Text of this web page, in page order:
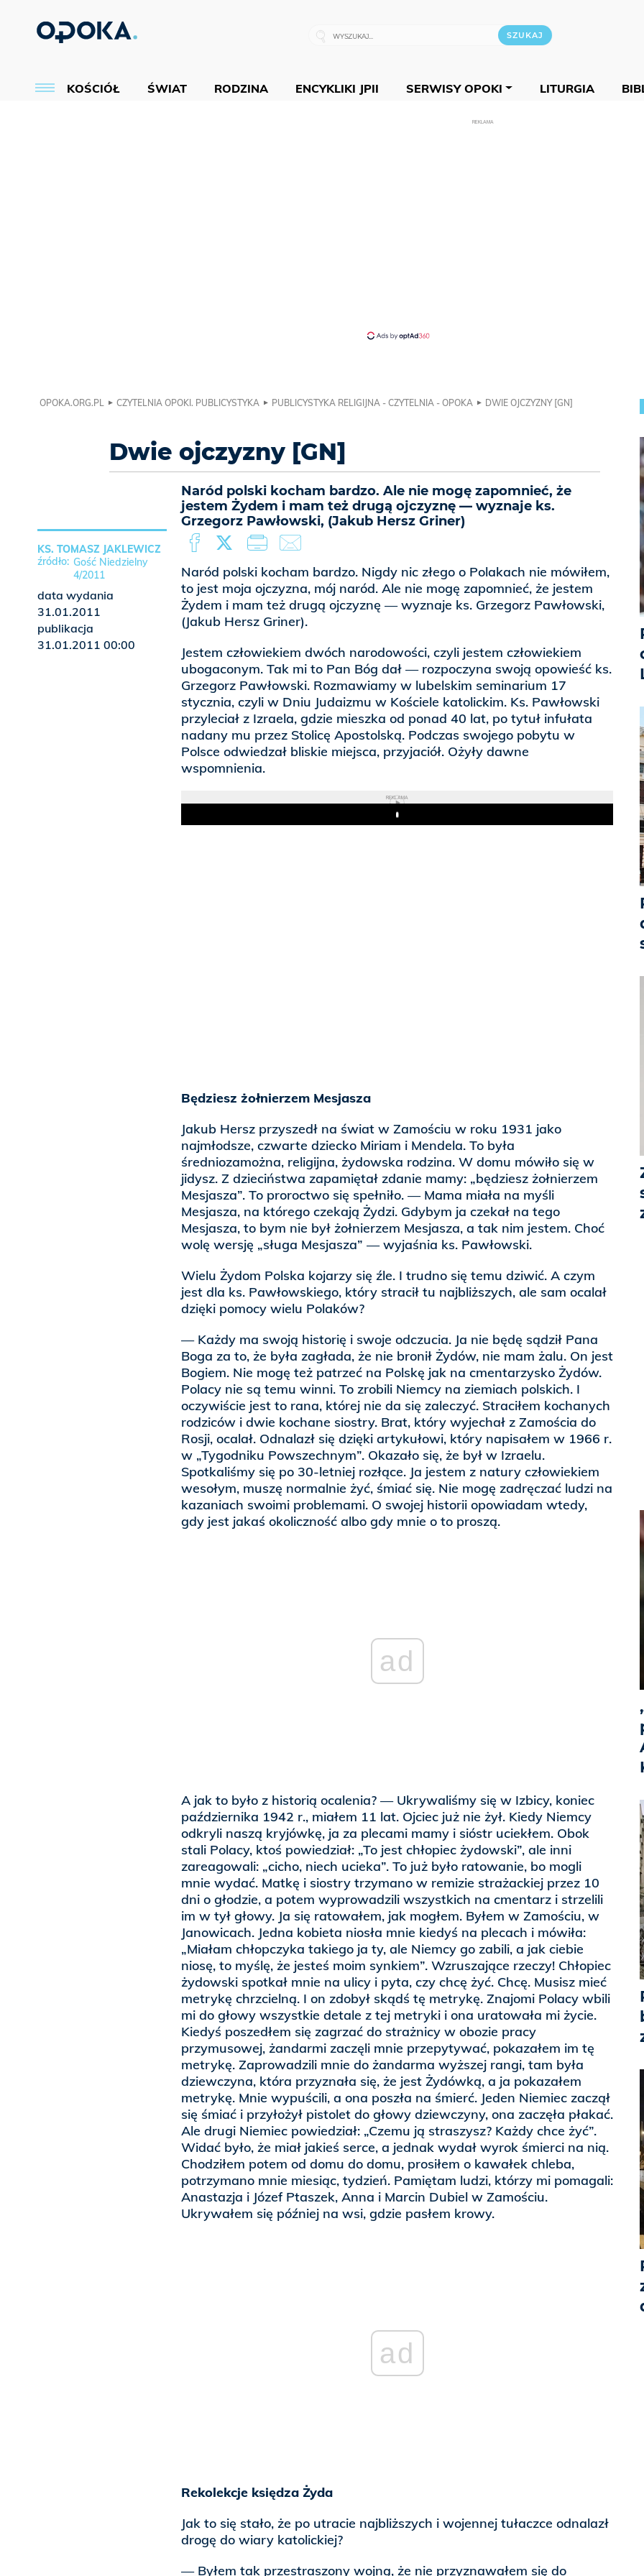
KOŚCIÓŁ ŚWIAT RODZINA ENCYKLIKI JPII SERWISY OPOKI LITURGIA
REKLAMA
OPOKA.ORG.PL CZYTELNIA OPOKI. PUBLICYSTYKA PUBLICYSTYKA RELIGIJNA - CZYTELNIA - OPOKA DWIE OJCZYZNY [GN]
Dwie ojczyzny [GN]
Naród polski kocham bardzo. Ale nie mogę zapomnieć, że
jestem Żydem i mam też drugą ojczyznę — wyznaje ks.
Grzegorz Pawłowski, (Jakub Hersz Griner)
Naród polski kocham bardzo. Nigdy nic złego o Polakach nie mówiłem,
to jest moja ojczyzna, mój naród. Ale nie mogę zapomnieć, że jestem
Żydem i mam też drugą ojczyznę — wyznaje ks. Grzegorz Pawłowski,
(Jakub Hersz Griner).
Jestem człowiekiem dwóch narodowości, czyli jestem człowiekiem
ubogaconym. Tak mi to Pan Bóg dał — rozpoczyna swoją opowieść ks.
Grzegorz Pawłowski. Rozmawiamy w lubelskim seminarium 17
stycznia, czyli w Dniu Judaizmu w Kościele katolickim. Ks. Pawłowski
przyleciał z Izraela, gdzie mieszka od ponad 40 lat, po tytuł infułata
nadany mu przez Stolicę Apostolską. Podczas swojego pobytu w
Polsce odwiedzał bliskie miejsca, przyjaciół. Ożyły dawne
wspomnienia.
REKLAMA
Play
Będziesz żołnierzem Mesjasza
Jakub Hersz przyszedł na świat w Zamościu w roku 1931 jako
najmłodsze, czwarte dziecko Miriam i Mendela. To była
średniozamożna, religijna, żydowska rodzina. W domu mówiło się w
jidysz. Z dzieciństwa zapamiętał zdanie mamy: „będziesz żołnierzem
Mesjasza”. To proroctwo się spełniło. — Mama miała na myśli
Mesjasza, na którego czekają Żydzi. Gdybym ja czekał na tego
Mesjasza, to bym nie był żołnierzem Mesjasza, a tak nim jestem. Choć
wolę wersję „sługa Mesjasza” — wyjaśnia ks. Pawłowski.
Wielu Żydom Polska kojarzy się źle. I trudno się temu dziwić. A czym
jest dla ks. Pawłowskiego, który stracił tu najbliższych, ale sam ocalał
dzięki pomocy wielu Polaków?
— Każdy ma swoją historię i swoje odczucia. Ja nie będę sądził Pana
Boga za to, że była zagłada, że nie bronił Żydów, nie mam żalu. On jest
Bogiem. Nie mogę też patrzeć na Polskę jak na cmentarzysko Żydów.
Polacy nie są temu winni. To zrobili Niemcy na ziemiach polskich. I
oczywiście jest to rana, której nie da się zaleczyć. Straciłem kochanych
rodziców i dwie kochane siostry. Brat, który wyjechał z Zamościa do
Rosji, ocalał. Odnalazł się dzięki artykułowi, który napisałem w 1966 r.
w „Tygodniku Powszechnym”. Okazało się, że był w Izraelu.
Spotkaliśmy się po 30-letniej rozłące. Ja jestem z natury człowiekiem
wesołym, muszę normalnie żyć, śmiać się. Nie mogę zadręczać ludzi na
kazaniach swoimi problemami. O swojej historii opowiadam wtedy,
gdy jest jakaś okoliczność albo gdy mnie o to proszą.
ad
A jak to było z historią ocalenia? — Ukrywaliśmy się w Izbicy, koniec
października 1942 r., miałem 11 lat. Ojciec już nie żył. Kiedy Niemcy
odkryli naszą kryjówkę, ja za plecami mamy i sióstr uciekłem. Obok
stali Polacy, ktoś powiedział: „To jest chłopiec żydowski”, ale inni
zareagowali: „cicho, niech ucieka”. To już było ratowanie, bo mogli
mnie wydać. Matkę i siostry trzymano w remizie strażackiej przez 10
dni o głodzie, a potem wyprowadzili wszystkich na cmentarz i strzelili
im w tył głowy. Ja się ratowałem, jak mogłem. Byłem w Zamościu, w
Janowicach. Jedna kobieta niosła mnie kiedyś na plecach i mówiła:
„Miałam chłopczyka takiego ja ty, ale Niemcy go zabili, a jak ciebie
niosę, to myślę, że jesteś moim synkiem”. Wzruszające rzeczy! Chłopiec
żydowski spotkał mnie na ulicy i pyta, czy chcę żyć. Chcę. Musisz mieć
metrykę chrzcielną. I on zdobył skądś tę metrykę. Znajomi Polacy wbili
mi do głowy wszystkie detale z tej metryki i ona uratowała mi życie.
Kiedyś poszedłem się zagrzać do strażnicy w obozie pracy
przymusowej, żandarmi zaczęli mnie przepytywać, pokazałem im tę
metrykę. Zaprowadzili mnie do żandarma wyższej rangi, tam była
dziewczyna, która przyznała się, że jest Żydówką, a ja pokazałem
metrykę. Mnie wypuścili, a ona poszła na śmierć. Jeden Niemiec zaczął
się śmiać i przyłożył pistolet do głowy dziewczyny, ona zaczęła płakać.
Ale drugi Niemiec powiedział: „Czemu ją straszysz? Każdy chce żyć”.
Widać było, że miał jakieś serce, a jednak wydał wyrok śmierci na nią.
Chodziłem potem od domu do domu, prosiłem o kawałek chleba,
potrzymano mnie miesiąc, tydzień. Pamiętam ludzi, którzy mi pomagali:
Anastazja i Józef Ptaszek, Anna i Marcin Dubiel w Zamościu.
Ukrywałem się później na wsi, gdzie pasłem krowy.
ad
Rekolekcje księdza Żyda
Jak to się stało, że po utracie najbliższych i wojennej tułaczce odnalazł
drogę do wiary katolickiej?
— Byłem tak przestraszony wojną, że nie przyznawałem się do
KS. TOMASZ JAKLEWICZ
Gość Niedzielny
4/2011
data wydania
31.01.2011
publikacja
31.01.2011 00:00